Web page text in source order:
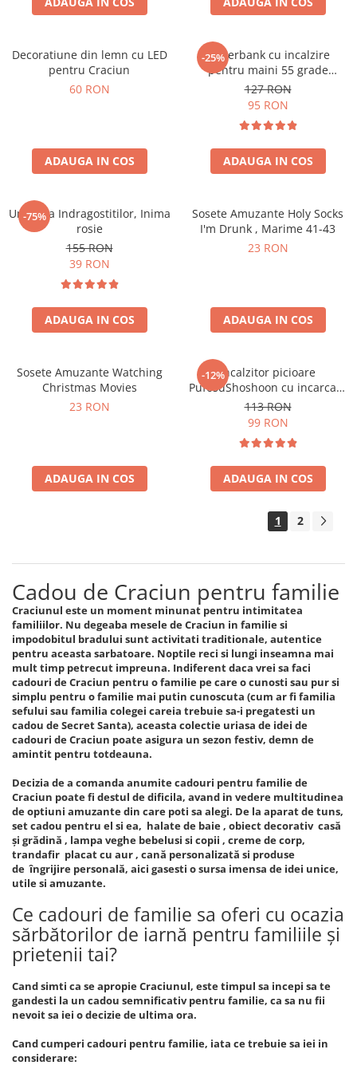
Decoratiune din lemn cu LED
pentru Craciun
60 RON
ADAUGA IN COS
-25%
Powerbank cu incalzire
pentru maini 55 grade
Bucuria frigurosilor
10000mAh
127 RON
95 RON
ADAUGA IN COS
-75%
Umbrela Indragostitilor, Inima
rosie
155 RON
39 RON
ADAUGA IN COS
Sosete Amuzante Holy Socks
I'm Drunk , Marime 41-43
23 RON
ADAUGA IN COS
Sosete Amuzante Watching
Christmas Movies
23 RON
ADAUGA IN COS
-12%Incalzitor picioare
PufosuShoshoon cu incarcare
USB
113 RON
99 RON
ADAUGA IN COS
1 2
Cadou de Craciun pentru familie
Craciunul este un moment minunat pentru intimitatea
familiilor. Nu degeaba mesele de Craciun in familie si
impodobitul bradului sunt activitati traditionale, autentice
pentru aceasta sarbatoare. Noptile reci si lungi inseamna mai
mult timp petrecut impreuna. Indiferent daca vrei sa faci
cadouri de Craciun pentru o familie pe care o cunosti sau pur si
simplu pentru o familie mai putin cunoscuta (cum ar fi familia
sefului sau familia colegei careia trebuie sa-i pregatesti un
cadou de Secret Santa), aceasta colectie uriasa de idei de
cadouri de Craciun poate asigura un sezon festiv, demn de
amintit pentru totdeauna.
Decizia de a comanda anumite cadouri pentru familie de
Craciun poate fi destul de dificila, avand in vedere multitudinea
de optiuni amuzante din care poti sa alegi. De la aparat de tuns,
set cadou pentru el si ea, halate de baie , obiect decorativ casă
și grădină , lampa veghe bebelusi si copii , creme de corp,
trandafir placat cu aur , cană personalizată si produse
de îngrijire personală, aici gasesti o sursa imensa de idei unice,
utile si amuzante.
Ce cadouri de familie sa oferi cu ocazia
sărbătorilor de iarnă pentru familiile și
prietenii tai?
Cand simti ca se apropie Craciunul, este timpul sa incepi sa te
gandesti la un cadou semnificativ pentru familie, ca sa nu fii
nevoit sa iei o decizie de ultima ora.
Cand cumperi cadouri pentru familie, iata ce trebuie sa iei in
considerare: